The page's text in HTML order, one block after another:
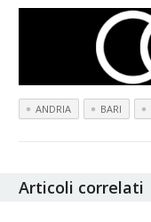
ANDRIA BARI
Articoli correlati